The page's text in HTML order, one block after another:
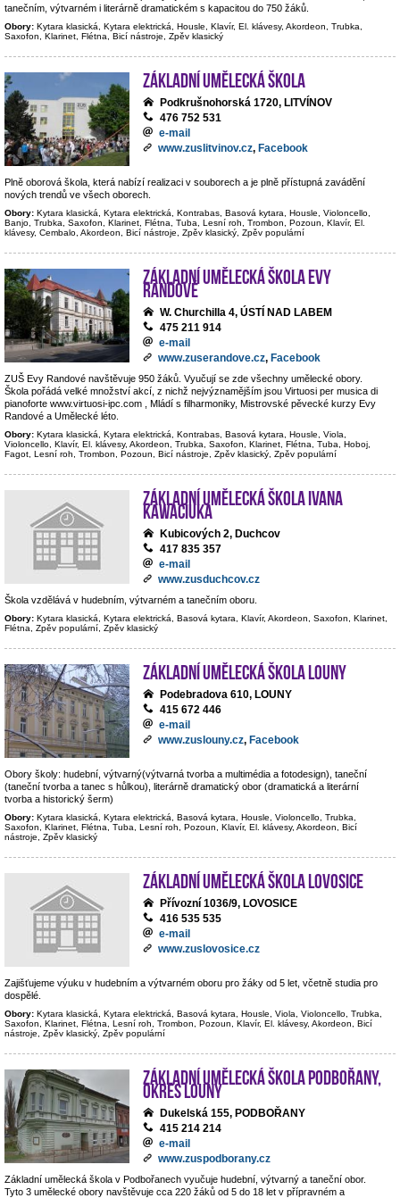
tanečním, výtvarném i literárně dramatickém s kapacitou do 750 žáků.
Obory: Kytara klasická, Kytara elektrická, Housle, Klavír, El. klávesy, Akordeon, Trubka,
Saxofon, Klarinet, Flétna, Bicí nástroje, Zpěv klasický
Základní umělecká škola
Podkrušnohorská 1720, LITVÍNOV
476 752 531
e-mail
www.zuslitvinov.cz, Facebook
Plně oborová škola, která nabízí realizaci v souborech a je plně přístupná zavádění
nových trendů ve všech oborech.
Obory: Kytara klasická, Kytara elektrická, Kontrabas, Basová kytara, Housle, Violoncello,
Banjo, Trubka, Saxofon, Klarinet, Flétna, Tuba, Lesní roh, Trombon, Pozoun, Klavír, El.
klávesy, Cembalo, Akordeon, Bicí nástroje, Zpěv klasický, Zpěv populární
Základní umělecká škola Evy
Randové
W. Churchilla 4, ÚSTÍ NAD LABEM
475 211 914
e-mail
www.zuserandove.cz, Facebook
ZUŠ Evy Randové navštěvuje 950 žáků. Vyučují se zde všechny umělecké obory.
Škola pořádá velké množství akcí, z nichž nejvýznamějším jsou Virtuosi per musica di
pianoforte www.virtuosi-ipc.com , Mládí s filharmoniky, Mistrovské pěvecké kurzy Evy
Randové a Umělecké léto.
Obory: Kytara klasická, Kytara elektrická, Kontrabas, Basová kytara, Housle, Viola,
Violoncello, Klavír, El. klávesy, Akordeon, Trubka, Saxofon, Klarinet, Flétna, Tuba, Hoboj,
Fagot, Lesní roh, Trombon, Pozoun, Bicí nástroje, Zpěv klasický, Zpěv populární
Základní umělecká škola Ivana
Kawaciuka
Kubicových 2, Duchcov
417 835 357
e-mail
www.zusduchcov.cz
Škola vzdělává v hudebním, výtvarném a tanečním oboru.
Obory: Kytara klasická, Kytara elektrická, Basová kytara, Klavír, Akordeon, Saxofon, Klarinet,
Flétna, Zpěv populární, Zpěv klasický
Základní umělecká škola Louny
Podebradova 610, LOUNY
415 672 446
e-mail
www.zuslouny.cz, Facebook
Obory školy: hudební, výtvarný(výtvarná tvorba a multimédia a fotodesign), taneční
(taneční tvorba a tanec s hůlkou), literárně dramatický obor (dramatická a literární
tvorba a historický šerm)
Obory: Kytara klasická, Kytara elektrická, Basová kytara, Housle, Violoncello, Trubka,
Saxofon, Klarinet, Flétna, Tuba, Lesní roh, Pozoun, Klavír, El. klávesy, Akordeon, Bicí
nástroje, Zpěv klasický
Základní umělecká škola Lovosice
Přívozní 1036/9, LOVOSICE
416 535 535
e-mail
www.zuslovosice.cz
Zajišťujeme výuku v hudebním a výtvarném oboru pro žáky od 5 let, včetně studia pro
dospělé.
Obory: Kytara klasická, Kytara elektrická, Basová kytara, Housle, Viola, Violoncello, Trubka,
Saxofon, Klarinet, Flétna, Lesní roh, Trombon, Pozoun, Klavír, El. klávesy, Akordeon, Bicí
nástroje, Zpěv klasický, Zpěv populární
Základní umělecká škola Podbořany,
okres Louny
Dukelská 155, PODBOŘANY
415 214 214
e-mail
www.zuspodborany.cz
Základní umělecká škola v Podbořanech vyučuje hudební, výtvarný a taneční obor.
Tyto 3 umělecké obory navštěvuje cca 220 žáků od 5 do 18 let v přípravném a